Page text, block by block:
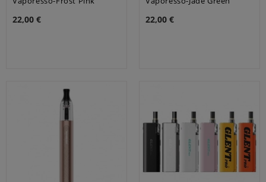
22,00 € 22,00 €